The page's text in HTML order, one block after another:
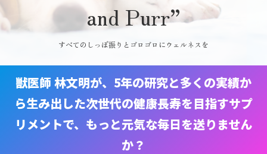
and Purr”
すべてのしっぽ振りとゴロゴロにウェルネスを
獣医師 林文明が、5年の研究と多くの実績か
ら生み出した次世代の健康長寿を目指すサプ
リメントで、もっと元気な毎日を送りません
か？